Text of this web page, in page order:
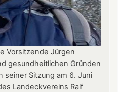
Vorsitzende Jürgen
gesundheitlichen Gründen
seiner Sitzung am 6. Juni
Landeckvereins Ralf